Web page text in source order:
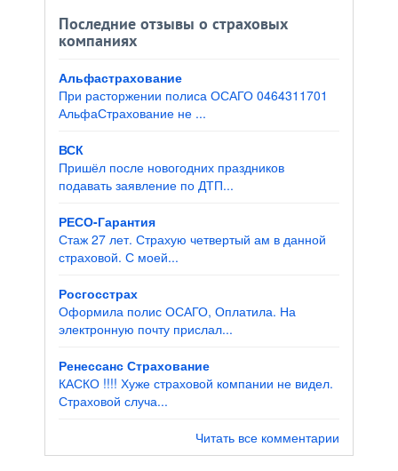
Последние отзывы о страховых
компаниях
Альфастрахование
При расторжении полиса ОСАГО 0464311701
АльфаСтрахование не ...
ВСК
Пришёл после новогодних праздников
подавать заявление по ДТП...
РЕСО-Гарантия
Стаж 27 лет. Страхую четвертый ам в данной
страховой. С моей...
Росгосстрах
Оформила полис ОСАГО, Оплатила. На
электронную почту прислал...
Ренессанс Страхование
КАСКО !!!! Хуже страховой компании не видел.
Страховой случа...
Читать все комментарии